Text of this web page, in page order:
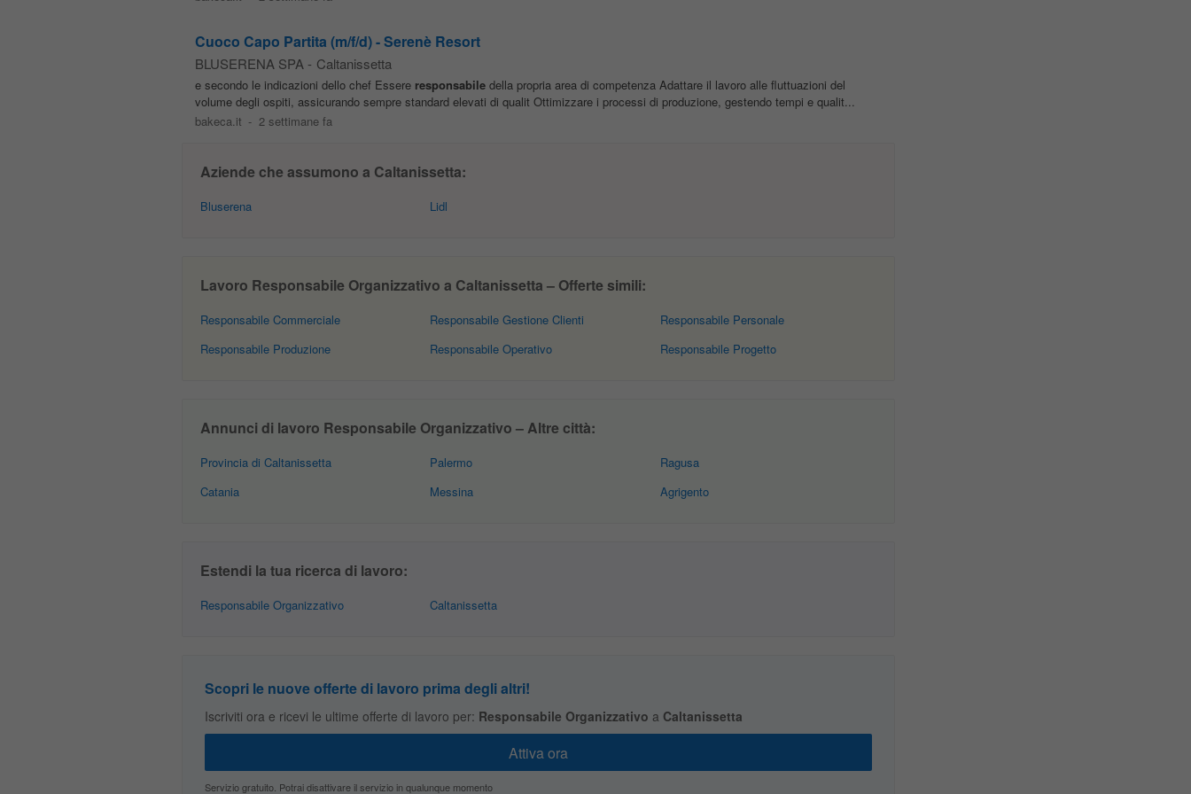
Cuoco Capo Partita (m/f/d) - Serenè Resort
BLUSERENA SPA - Caltanissetta
e secondo le indicazioni dello chef Essere responsabiledella propria area di competenza Adattare il lavoro alle fluttuazioni del
volume degli ospiti, assicurando sempre standard elevati di qualit Ottimizzare i processi di produzione, gestendo tempi e qualit...
bakeca.it - 2 settimane fa
Aziende che assumono a Caltanissetta:
Bluserena Lidl
Lavoro Responsabile Organizzativo a Caltanissetta – Offerte simili:
Responsabile Commerciale
Responsabile Produzione
Responsabile Gestione Clienti
Responsabile Operativo
Responsabile Personale
Responsabile Progetto
Annunci di lavoro Responsabile Organizzativo – Altre città:
Provincia di Caltanissetta
Catania
Palermo
Messina
Ragusa
Agrigento
Estendi la tua ricerca di lavoro:
Responsabile Organizzativo Caltanissetta
Scopri le nuove offerte di lavoro prima degli altri!
Iscriviti ora e ricevi le ultime offerte di lavoro per: Responsabile Organizzativo a Caltanissetta
Servizio gratuito. Potrai disattivare il servizio in qualunque momento